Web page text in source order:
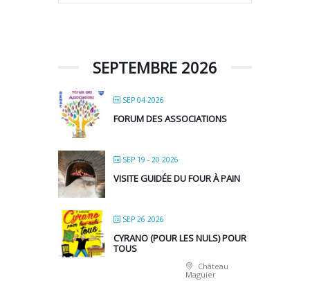
SEPTEMBRE 2026
SEP 04 2026
FORUM DES ASSOCIATIONS
SEP 19 - 20 2026
VISITE GUIDÉE DU FOUR À PAIN
SEP 26 2026
CYRANO (POUR LES NULS) POUR
TOUS
Château
Maguier